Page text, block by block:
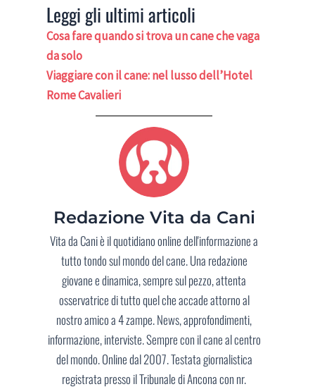
Leggi gli ultimi articoli
Cosa fare quando si trova un cane che vaga
da solo
Viaggiare con il cane: nel lusso dell’Hotel
Rome Cavalieri
Redazione Vita da Cani
Vita da Cani è il quotidiano online dell'informazione a
tutto tondo sul mondo del cane. Una redazione
giovane e dinamica, sempre sul pezzo, attenta
osservatrice di tutto quel che accade attorno al
nostro amico a 4 zampe. News, approfondimenti,
informazione, interviste. Sempre con il cane al centro
del mondo. Online dal 2007. Testata giornalistica
registrata presso il Tribunale di Ancona con nr.